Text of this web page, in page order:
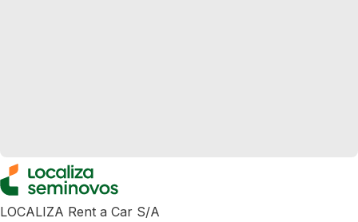
LOCALIZA Rent a Car S/A